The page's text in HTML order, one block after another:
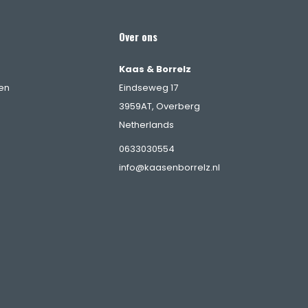
Over ons
Kaas & Borrelz
Eindseweg 17
3959AT, Overberg
Netherlands
0633030554
info@kaasenborrelz.nl